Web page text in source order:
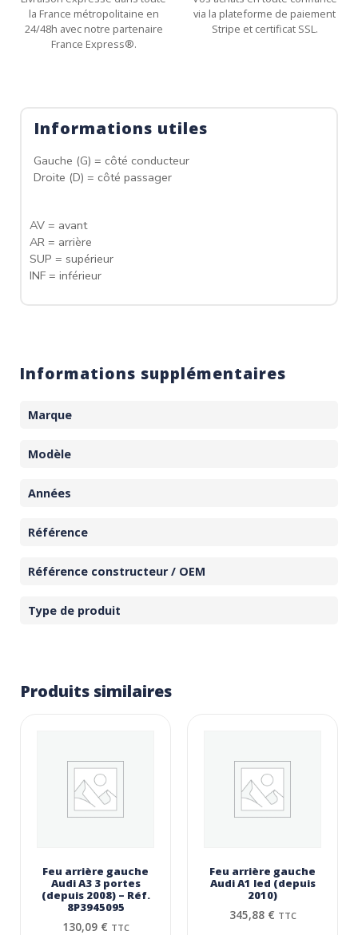
la France métropolitaine en
24/48h avec notre partenaire
France Express®.
via la plateforme de paiement
Stripe et certificat SSL.
Informations utiles
Gauche (G) = côté conducteur
Droite (D) = côté passager
AV = avant
AR = arrière
SUP = supérieur
INF = inférieur
Informations supplémentaires
Marque
Modèle
Années
Référence
Référence constructeur / OEM
Type de produit
Produits similaires
Feu arrière gauche
Audi A3 3 portes
(depuis 2008) – Réf.
8P3945095
130,09 € TTC
Feu arrière gauche
Audi A1 led (depuis
2010)
345,88 € TTC